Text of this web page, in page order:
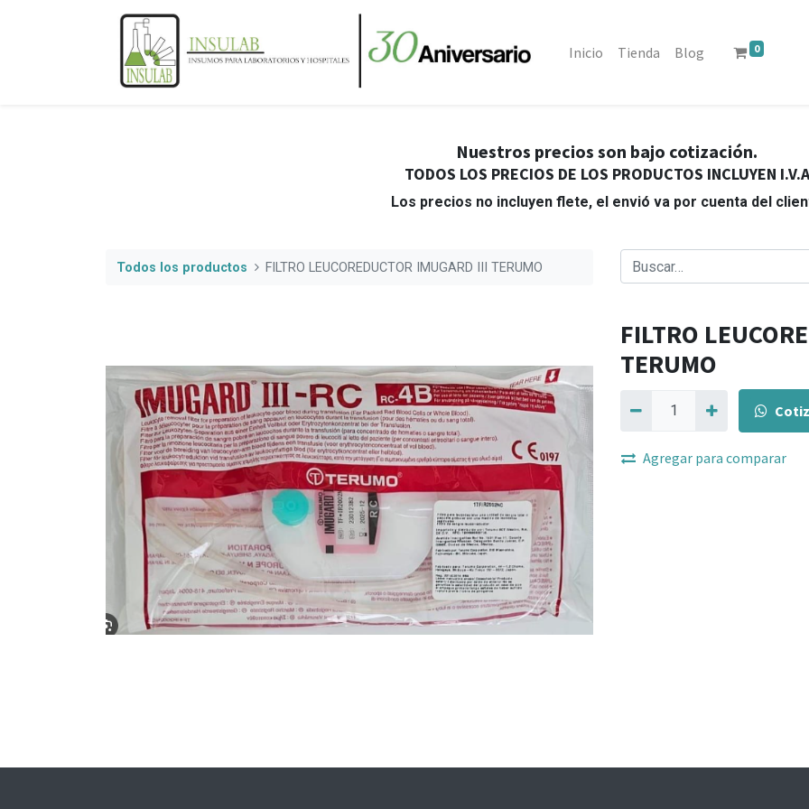
Inicio Tienda Blog 0
Nuestros precios son bajo cotización.
TODOS LOS PRECIOS DE LOS PRODUCTOS INCLUYEN I.V.A
Los precios no incluyen flete, el envió va por cuenta del
Todos los productos FILTRO LEUCOREDUCTOR IMUGARD III TERUMO
FILTRO
TERUMO
Agregar para comparar